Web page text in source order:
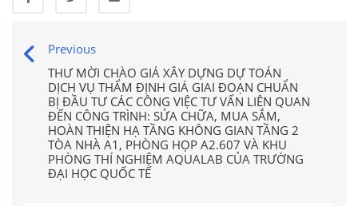
Previous
THƯ MỜI CHÀO GIÁ XÂY DỰNG DỰ TOÁN
DỊCH VỤ THẨM ĐỊNH GIÁ GIAI ĐOẠN CHUẨN
BỊ ĐẦU TƯ CÁC CÔNG VIỆC TƯ VẤN LIÊN QUAN
ĐẾN CÔNG TRÌNH: SỬA CHỮA, MUA SẮM,
HOÀN THIỆN HẠ TẦNG KHÔNG GIAN TẦNG 2
TÒA NHÀ A1, PHÒNG HỌP A2.607 VÀ KHU
PHÒNG THÍ NGHIỆM AQUALAB CỦA TRƯỜNG
ĐẠI HỌC QUỐC TẾ